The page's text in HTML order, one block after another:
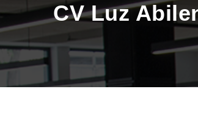
CV Luz